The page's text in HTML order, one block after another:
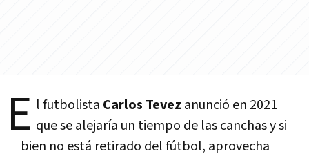
E l futbolista Carlos Tevez anunció en 2021
que se alejaría un tiempo de las canchas y si
bien no está retirado del fútbol, aprovecha